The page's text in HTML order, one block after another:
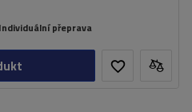
Individuální přeprava